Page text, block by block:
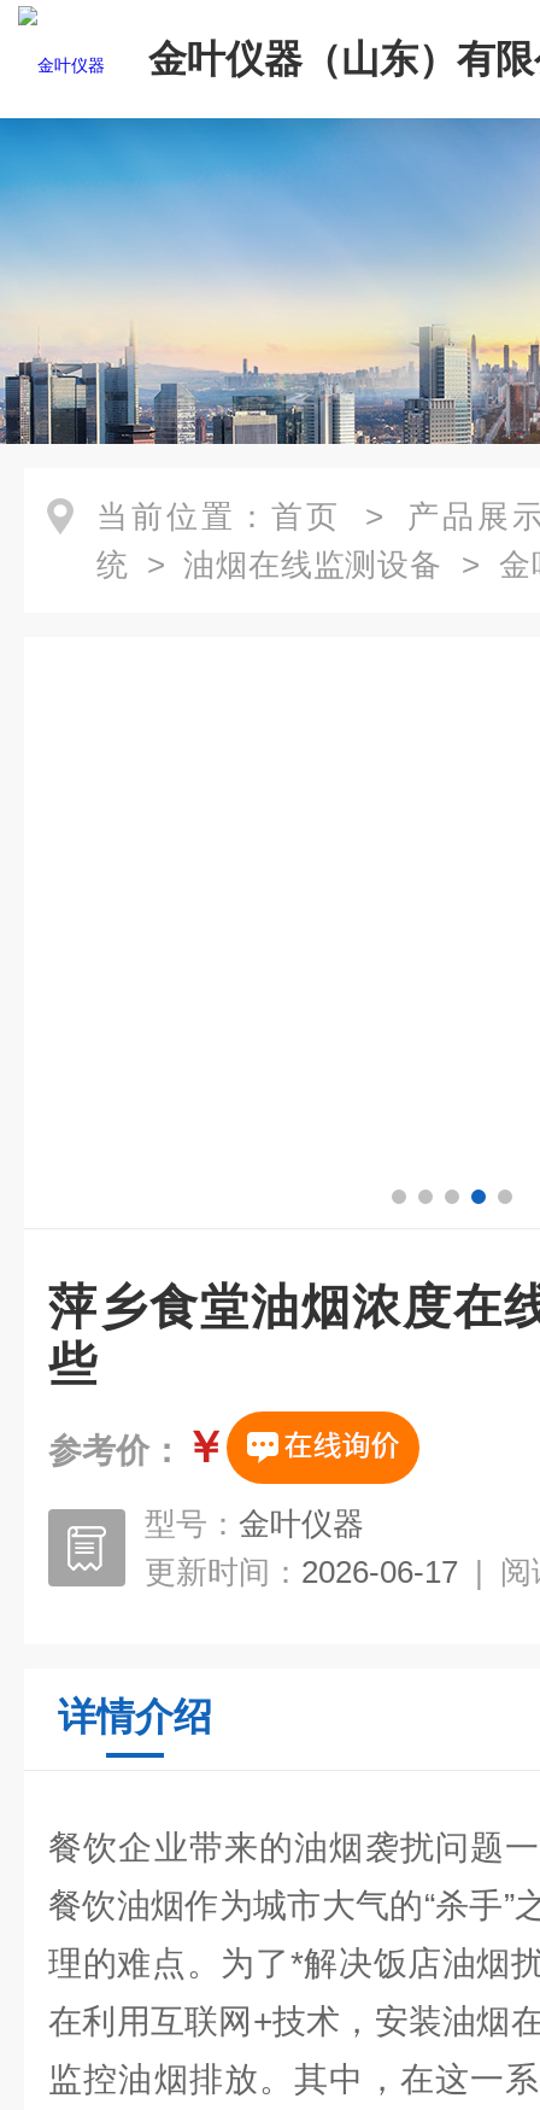
金叶仪器（山东）有
当前位置： 首页 > 产品展
统 > 油烟在线监测设备 > 金
萍乡食堂油烟浓度在
些
参考价： ￥
型号： 金叶仪器
更新时间： 2026-06-17 | 阅
详情介绍
餐饮企业带来的油烟袭扰问题
餐饮油烟作为城市大气的“杀手”
理的难点。为了*解决饭店油烟
在利用互联网+技术，安装油烟
监控油烟排放。其中，在这一